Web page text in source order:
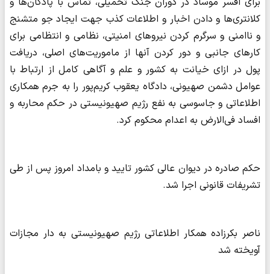
کلانتری‌ها و دادن اخبار و اطلاعات کذب جهت ایجاد جو متشنج
و ناامنی و سرگرم کردن نیروهای امنیتی، نظامی و انتظامی برای
کارهای جانبی و دور کردن آنها از ماموریت‌های اصلی، دریافت
پول در ازای خیانت به کشور و علم و آگاهی کامل از ارتباط با
عوامل دشمن صهیونی، دادگاه یعقوب کریم‌پور را به جرم همکاری
اطلاعاتی و جاسوسی به نفع رژیم صهیونیستی در حکم محاربه و
افساد فی‌الارض به اعدام محکوم کرد.
حکم صادره در دیوان عالی کشور تایید و بامداد امروز پس از طی
تشریفات قانونی اجرا شد.
ناصر بکرزاده همکار اطلاعاتی رژیم صهیونیستی به دار مجازات
آویخته شد